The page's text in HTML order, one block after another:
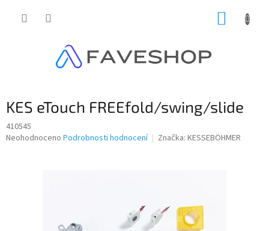
KES eTouch FREEfold/swing/slide
410545
Průměrné
Neohodnoceno Podrobnosti hodnocení Značka: KESSEBÖHMER